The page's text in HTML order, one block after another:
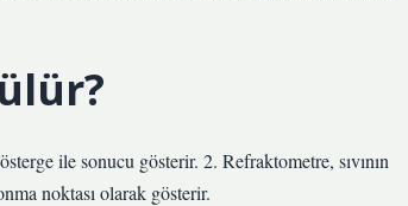
ile sonucu gösterir. 2. Refraktometre, sıvının
noktası olarak gösterir.